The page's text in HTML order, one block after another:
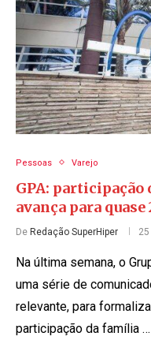
Pessoas Varejo
GPA:
avança para quase
De Redação SuperHiper
Na última semana, o
uma série de
relevante, para
participação da família …